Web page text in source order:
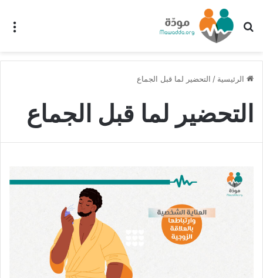
بحث عن
الرئيسية / التحضير لما قبل الجماع
التحضير لما قبل الجماع